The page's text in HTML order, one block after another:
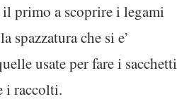
il primo a scoprire i legami
spazzatura che si e’
usate per fare i sacchetti
i raccolti.